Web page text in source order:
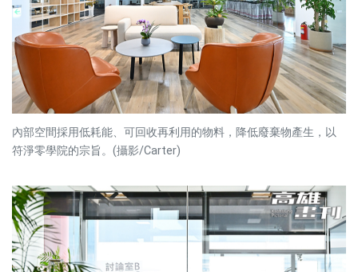
內部空間採用低耗能、可回收再利用的物料，降低廢棄物產生，以
符淨零學院的宗旨。(攝影/Carter)